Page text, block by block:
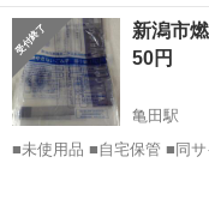
ので出品いたします。 受け渡しは土日祝のみとなります。 気持ちの良
いお取引きを希望しており
新潟 新潟市 亀田駅
新潟市
50円
亀田駅
■未使用品 ■自宅保管 ■同